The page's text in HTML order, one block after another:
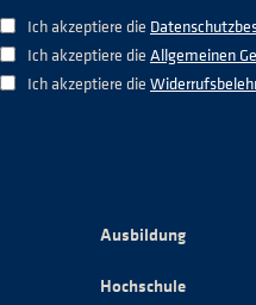
Ich akzeptiere die
Ich akzeptiere die Allgemeinen
Ich akzeptiere die
Ausbildung
Hochschule